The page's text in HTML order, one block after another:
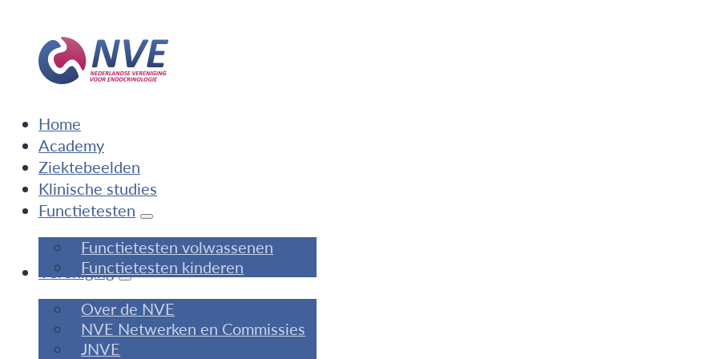
Home
Academy
Ziektebeelden
Klinische studies
Functietesten
Functietesten volwassenen
Functietesten kinderen
Vereniging
Over de NVE
NVE Netwerken en Commissies
JNVE